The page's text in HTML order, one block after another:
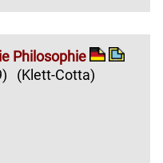
Philosophie
(Klett-Cotta)